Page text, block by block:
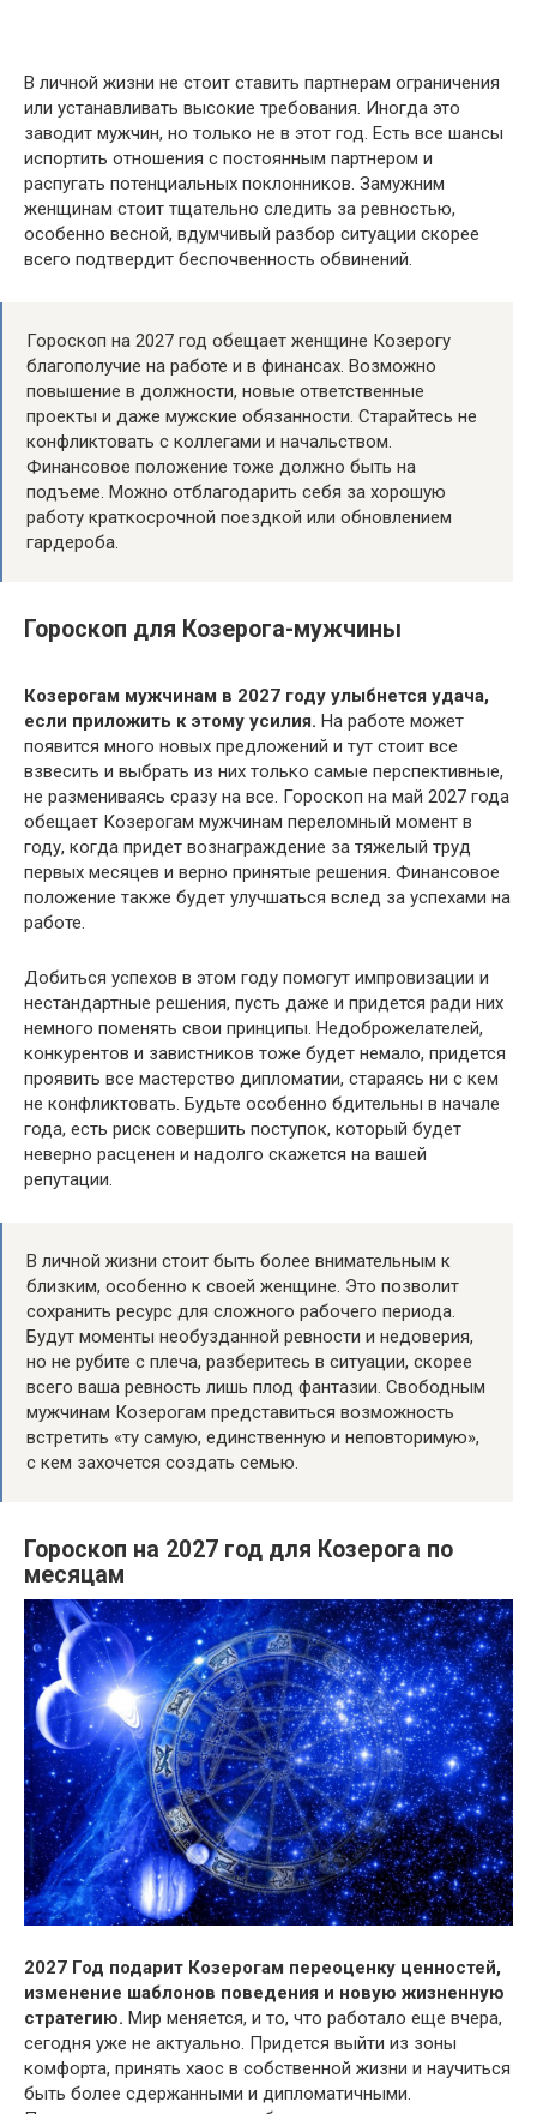
В личной жизни не стоит ставить партнерам ограничения
или устанавливать высокие требования. Иногда это
заводит мужчин, но только не в этот год. Есть все шансы
испортить отношения с постоянным партнером и
распугать потенциальных поклонников. Замужним
женщинам стоит тщательно следить за ревностью,
особенно весной, вдумчивый разбор ситуации скорее
всего подтвердит беспочвенность обвинений.
Гороскоп на 2027 год обещает женщине Козерогу
благополучие на работе и в финансах. Возможно
повышение в должности, новые ответственные
проекты и даже мужские обязанности. Старайтесь не
конфликтовать с коллегами и начальством.
Финансовое положение тоже должно быть на
подъеме. Можно отблагодарить себя за хорошую
работу краткосрочной поездкой или обновлением
гардероба.
Гороскоп для Козерога-мужчины
Козерогам мужчинам в 2027 году улыбнется удача,
если приложить к этому усилия. На работе может
появится много новых предложений и тут стоит все
взвесить и выбрать из них только самые перспективные,
не размениваясь сразу на все. Гороскоп на май 2027 года
обещает Козерогам мужчинам переломный момент в
году, когда придет вознаграждение за тяжелый труд
первых месяцев и верно принятые решения. Финансовое
положение также будет улучшаться вслед за успехами на
работе.
Добиться успехов в этом году помогут импровизации и
нестандартные решения, пусть даже и придется ради них
немного поменять свои принципы. Недоброжелателей,
конкурентов и завистников тоже будет немало, придется
проявить все мастерство дипломатии, стараясь ни с кем
не конфликтовать. Будьте особенно бдительны в начале
года, есть риск совершить поступок, который будет
неверно расценен и надолго скажется на вашей
репутации.
В личной жизни стоит быть более внимательным к
близким, особенно к своей женщине. Это позволит
сохранить ресурс для сложного рабочего периода.
Будут моменты необузданной ревности и недоверия,
но не рубите с плеча, разберитесь в ситуации, скорее
всего ваша ревность лишь плод фантазии. Свободным
мужчинам Козерогам представиться возможность
встретить «ту самую, единственную и неповторимую»,
с кем захочется создать семью.
Гороскоп на 2027 год для Козерога по
месяцам
2027 Год подарит Козерогам переоценку ценностей,
изменение шаблонов поведения и новую жизненную
стратегию. Мир меняется, и то, что работало еще вчера,
сегодня уже не актуально. Придется выйти из зоны
комфорта, принять хаос в собственной жизни и научиться
быть более сдержанными и дипломатичными.